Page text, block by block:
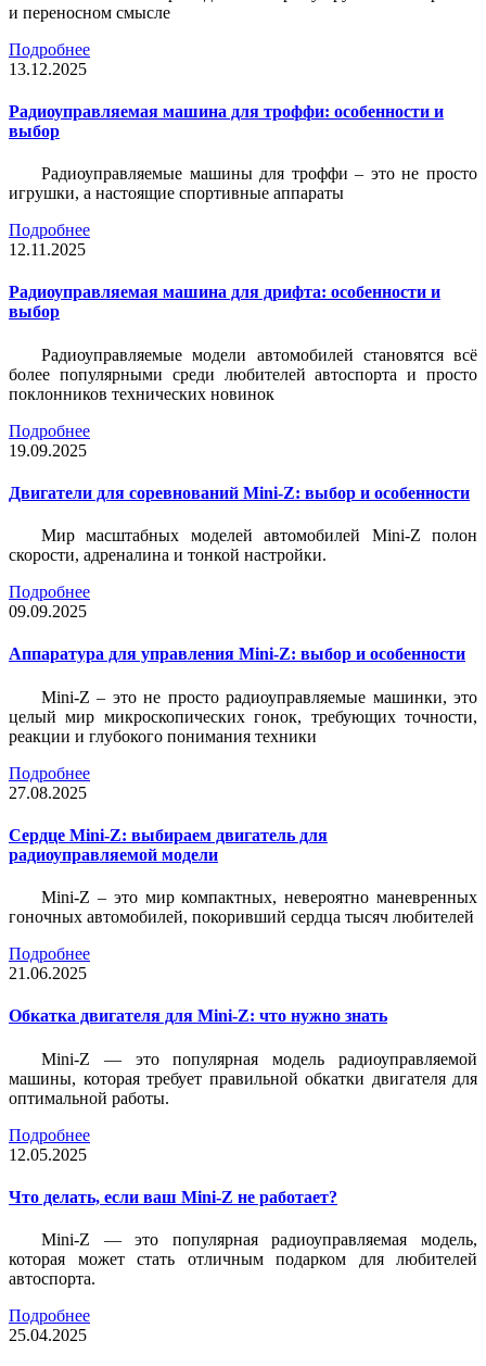
и переносном смысле
Подробнее
13.12.2025
Радиоуправляемая машина для троффи: особенности и
выбор
Радиоуправляемые машины для троффи – это не просто
игрушки, а настоящие спортивные аппараты
Подробнее
12.11.2025
Радиоуправляемая машина для дрифта: особенности и
выбор
Радиоуправляемые модели автомобилей становятся всё
более популярными среди любителей автоспорта и просто
поклонников технических новинок
Подробнее
19.09.2025
Двигатели для соревнований Mini-Z: выбор и особенности
Мир масштабных моделей автомобилей Mini-Z полон
скорости, адреналина и тонкой настройки.
Подробнее
09.09.2025
Аппаратура для управления Mini-Z: выбор и особенности
Mini-Z – это не просто радиоуправляемые машинки, это
целый мир микроскопических гонок, требующих точности,
реакции и глубокого понимания техники
Подробнее
27.08.2025
Сердце Mini-Z: выбираем двигатель для
радиоуправляемой модели
Mini-Z – это мир компактных, невероятно маневренных
гоночных автомобилей, покоривший сердца тысяч любителей
Подробнее
21.06.2025
Обкатка двигателя для Mini-Z: что нужно знать
Mini-Z — это популярная модель радиоуправляемой
машины, которая требует правильной обкатки двигателя для
оптимальной работы.
Подробнее
12.05.2025
Что делать, если ваш Mini-Z не работает?
Mini-Z — это популярная радиоуправляемая модель,
которая может стать отличным подарком для любителей
автоспорта.
Подробнее
25.04.2025